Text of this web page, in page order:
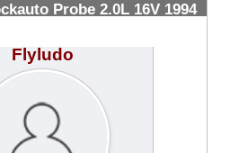
Probe 2.0L 16V 1994
Flyludo